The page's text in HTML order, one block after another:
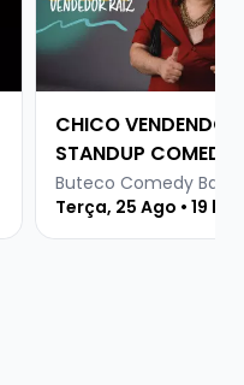
CHICO VENDENDO
STANDUP COMEDY
Terça, 25 Ago • 19